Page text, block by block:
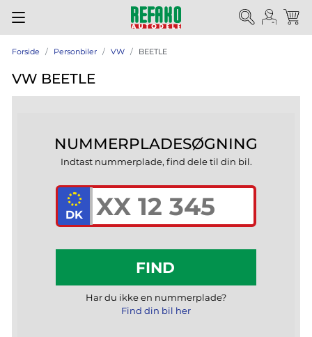
Forside Personbiler VW BEETLE
VW BEETLE
NUMMERPLADESØGNING
Indtast nummerplade, find dele til din bil.
FIND
Har du ikke en nummerplade?
Find din bil her